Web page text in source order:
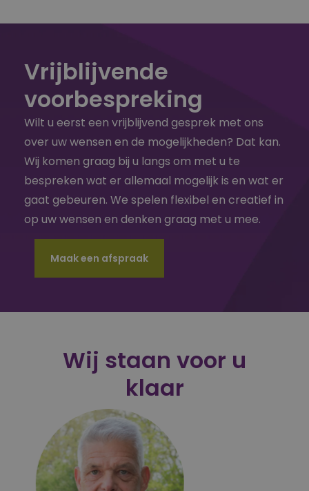
Vrijblijvende
voorbespreking
Wilt u eerst een vrijblijvend gesprek met ons
over uw wensen en de mogelijkheden? Dat kan.
Wij komen graag bij u langs om met u te
bespreken wat er allemaal mogelijk is en wat er
gaat gebeuren. We spelen flexibel en creatief in
op uw wensen en denken graag met u mee.
Maak een afspraak
Wij staan voor u
klaar